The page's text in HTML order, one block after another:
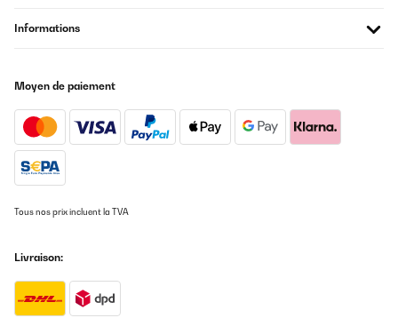
bekommen, das Gerät zurückgeschickt und kostenlos ein
Neugerät erhalten. Auch dieses leistet sehr gute Arbeit. Sehr gute
Trockenleistung, genaue Feuchtigkeitsregelung, schnelle
Ergebnisse. Dies war auch beim Vorgänger der Fall. Ich kann zum
Kundenservice und der Problemlösung nur sagen, dass ich
absolut zufrieden bin. Danke
Gutes Gerät, tut bis jetzt was es soll. Perfekt verpackt
angekommen. Gerne wieder, vielen Dank!
Informations
Moyen de paiement
Tous nos prix incluent la TVA
Livraison: